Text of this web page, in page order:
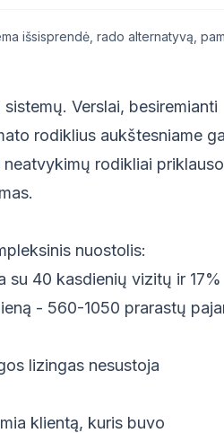
išsisprendė, rado alternatyvą,
Verslai, besiremianti
rodiklius aukštesniame
rodikliai priklauso
nuostolis:
su 40 kasdienių vizitų ir 17%
- 560-1050 prarastų
lizingas nesustoja
klientą, kuris buvo